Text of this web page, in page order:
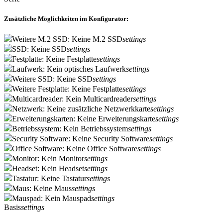
Zusätzliche Möglichkeiten im Konfigurator:
Weitere M.2 SSD: Keine M.2 SSDsettings
SSD: Keine SSDsettings
Festplatte: Keine Festplattesettings
Laufwerk: Kein optisches Laufwerksettings
Weitere SSD: Keine SSDsettings
Weitere Festplatte: Keine Festplattesettings
Multicardreader: Kein Multicardreadersettings
Netzwerk: Keine zusätzliche Netzwerkkartesettings
Erweiterungskarten: Keine Erweiterungskartesettings
Betriebssystem: Kein Betriebssystemsettings
Security Software: Keine Security Softwaresettings
Office Software: Keine Office Softwaresettings
Monitor: Kein Monitorsettings
Headset: Kein Headsetsettings
Tastatur: Keine Tastatursettings
Maus: Keine Maussettings
Mauspad: Kein Mauspadsettings
Basissettings